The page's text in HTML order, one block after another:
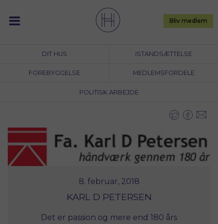
content
DIT HUS ISTANDSÆTTELSE
FOREBYGGELSE MEDLEMSFORDELE
POLITISK ARBEJDE
Bliv medlem
8. februar, 2018
KARL D PETERSEN
Det er passion og mere end 180 års